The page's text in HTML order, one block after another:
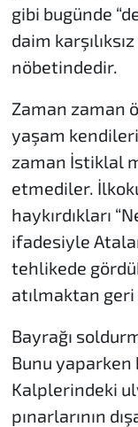
gibi bugünde
daim
nöbetindedir.
Zaman zaman
yaşam
zaman İstiklal
etmediler.
haykırdıkları
ifadesiyle
tehlikede
atılmaktan geri
Bayrağı
Bunu
Kalplerindeki
pınarlarının